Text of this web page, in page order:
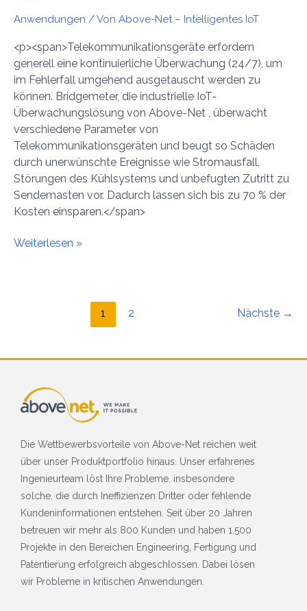
Anwendungen / Von Above-Net – Intelligentes IoT
<p><span>Telekommunikationsgeräte erfordern
generell eine kontinuierliche Überwachung (24/7), um
im Fehlerfall umgehend ausgetauscht werden zu
können. Bridgemeter, die industrielle IoT-
Überwachungslösung von Above-Net , überwacht
verschiedene Parameter von
Telekommunikationsgeräten und beugt so Schäden
durch unerwünschte Ereignisse wie Stromausfall,
Störungen des Kühlsystems und unbefugten Zutritt zu
Sendemasten vor. Dadurch lassen sich bis zu 70 % der
Kosten einsparen.</span>
Weiterlesen »
1 2 Nächste →
Die Wettbewerbsvorteile von Above-Net reichen weit
über unser Produktportfolio hinaus. Unser erfahrenes
Ingenieurteam löst Ihre Probleme, insbesondere
solche, die durch Ineffizienzen Dritter oder fehlende
Kundeninformationen entstehen. Seit über 20 Jahren
betreuen wir mehr als 800 Kunden und haben 1.500
Projekte in den Bereichen Engineering, Fertigung und
Patentierung erfolgreich abgeschlossen. Dabei lösen
wir Probleme in kritischen Anwendungen.